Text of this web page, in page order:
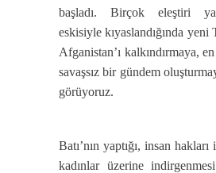
başladı. Birçok eleştiri
eskisiyle kıyaslandığında
Afganistan’ı kalkındırmaya,
savaşsız bir gündem
görüyoruz.
Batı’nın yaptığı, insan
kadınlar üzerine